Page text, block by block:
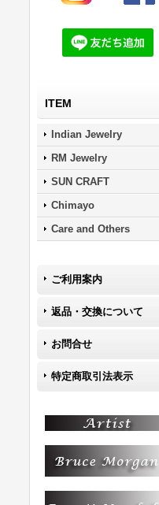
ITEM
Indian Jewelry
RM Jewelry
SUN CRAFT
Chimayo
Care and Others
ご利用案内
返品・交換について
お問合せ
特定商取引法表示